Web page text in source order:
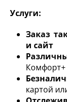
Услуги:
Заказ
и сайт
Комфорт+
картой